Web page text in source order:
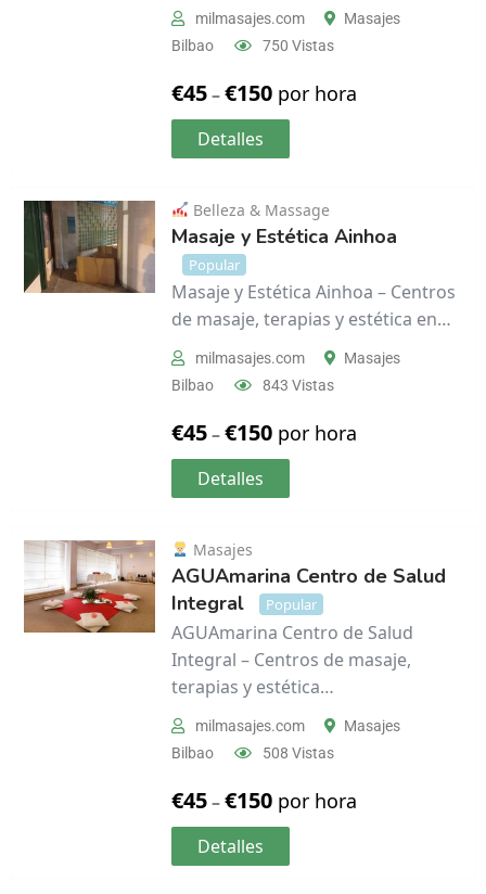
milmasajes.com
Masajes
Bilbao
750 Vistas
€45–€150 por hora
Detalles
Belleza & Massage
Masaje y Estética Ainhoa
Popular
Masaje y Estética Ainhoa – Centros
de masaje, terapias y estética en…
milmasajes.com
Masajes
Bilbao
843 Vistas
€45–€150 por hora
Detalles
Masajes
AGUAmarina Centro de Salud
Integral
Popular
AGUAmarina Centro de Salud
Integral – Centros de masaje,
terapias y estética…
milmasajes.com
Masajes
Bilbao
508 Vistas
€45–€150 por hora
Detalles